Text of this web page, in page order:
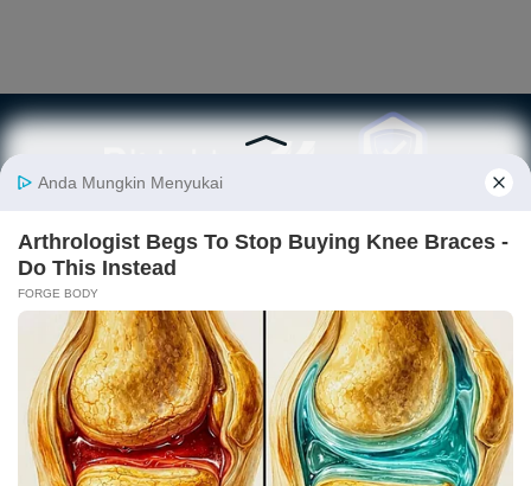
Berita
Nasional
Industri
Internasional
Energi
Finansial
Makro
Keuangan
Bursa
Korporasi
Digital
E-Commerce
Fintech
Startup
Gadget
Teknologi
Ekonopedia
Sejarah
Ekonomi
Profil
Istilah
Ekonomi
Ekonomi
Jurnalisme In-Depth & Video